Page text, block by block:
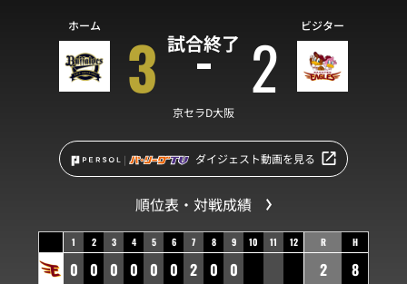
試合終了
ホーム 3 2 ビジター
京セラD大阪
ダイジェスト動画を見る
順位表・対戦成績
1 2 3 4 5 6 7 8 9 10 11 12
0 0 0 0 0 0 2 0 0
R H
2
8